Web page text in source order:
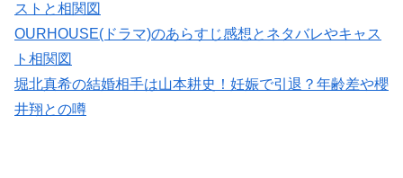
ストと相関図
OURHOUSE(ドラマ)のあらすじ感想とネタバレやキャス
ト相関図
堀北真希の結婚相手は山本耕史！妊娠で引退？年齢差や櫻
井翔との噂